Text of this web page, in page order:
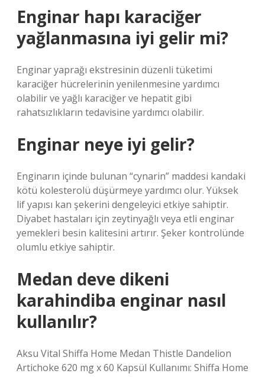
Enginar hapı karaciğer
yağlanmasına iyi gelir mi?
Enginar yaprağı ekstresinin düzenli tüketimi
karaciğer hücrelerinin yenilenmesine yardımcı
olabilir ve yağlı karaciğer ve hepatit gibi
rahatsızlıkların tedavisine yardımcı olabilir.
Enginar neye iyi gelir?
Enginarın içinde bulunan “cynarin” maddesi kandaki
kötü kolesterolü düşürmeye yardımcı olur. Yüksek
lif yapısı kan şekerini dengeleyici etkiye sahiptir.
Diyabet hastaları için zeytinyağlı veya etli enginar
yemekleri besin kalitesini artırır. Şeker kontrolünde
olumlu etkiye sahiptir.
Medan deve dikeni
karahindiba enginar nasıl
kullanılır?
Aksu Vital Shiffa Home Medan Thistle Dandelion
Artichoke 620 mg x 60 Kapsül Kullanımı: Shiffa Home